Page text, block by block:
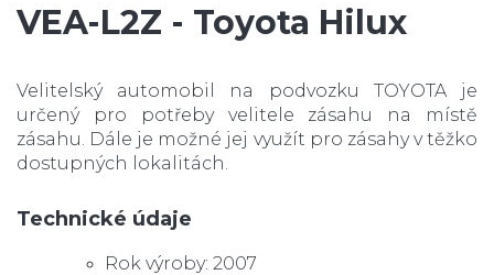
VEA-L2Z - Toyota Hilux
Velitelský automobil na podvozku TOYOTA je
určený pro potřeby velitele zásahu na místě
zásahu. Dále je možné jej využít pro zásahy v těžko
dostupných lokalitách.
Technické údaje
Rok výroby: 2007